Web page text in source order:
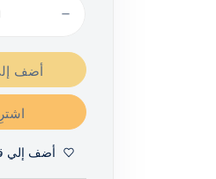
أضف
أضف إلي